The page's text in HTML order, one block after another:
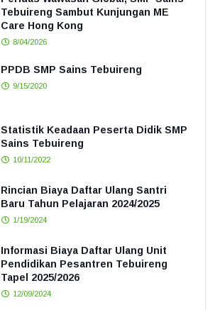
Tebuireng Sambut Kunjungan ME
Care Hong Kong
8/04/2026
PPDB SMP Sains Tebuireng
9/15/2020
Statistik Keadaan Peserta Didik SMP
Sains Tebuireng
10/11/2022
Rincian Biaya Daftar Ulang Santri
Baru Tahun Pelajaran 2024/2025
1/19/2024
Informasi Biaya Daftar Ulang Unit
Pendidikan Pesantren Tebuireng
Tapel 2025/2026
12/09/2024